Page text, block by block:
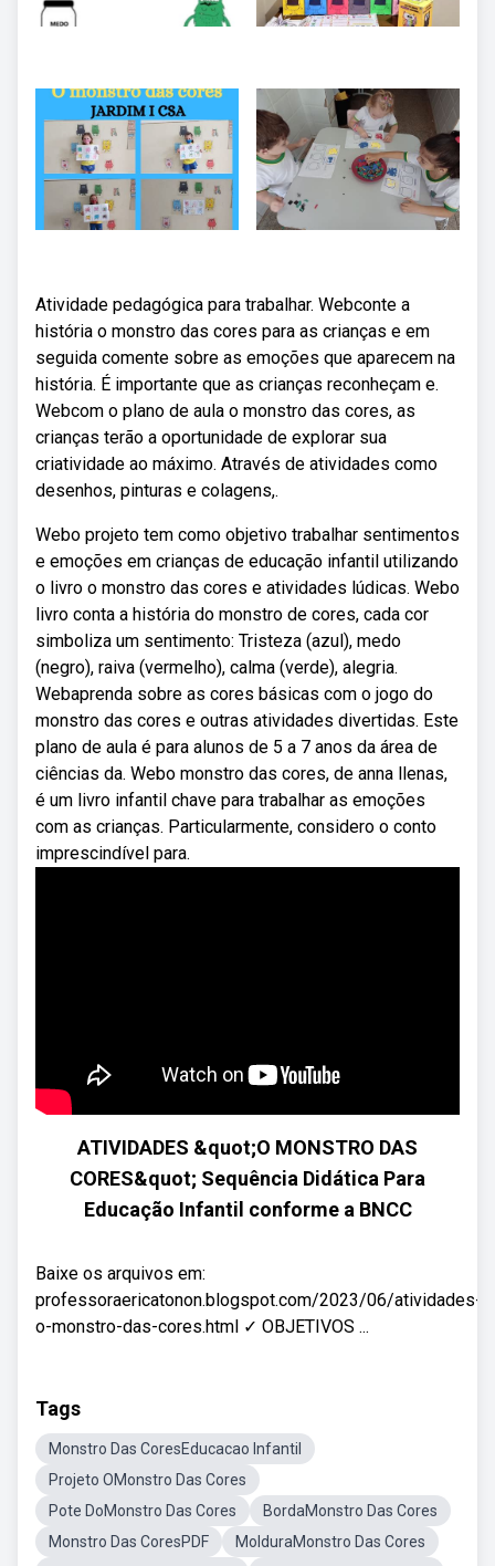
Atividade pedagógica para trabalhar. Webconte a
história o monstro das cores para as crianças e em
seguida comente sobre as emoções que aparecem na
história. É importante que as crianças reconheçam e.
Webcom o plano de aula o monstro das cores, as
crianças terão a oportunidade de explorar sua
criatividade ao máximo. Através de atividades como
desenhos, pinturas e colagens,.
Webo projeto tem como objetivo trabalhar sentimentos
e emoções em crianças de educação infantil utilizando
o livro o monstro das cores e atividades lúdicas. Webo
livro conta a história do monstro de cores, cada cor
simboliza um sentimento: Tristeza (azul), medo
(negro), raiva (vermelho), calma (verde), alegria.
Webaprenda sobre as cores básicas com o jogo do
monstro das cores e outras atividades divertidas. Este
plano de aula é para alunos de 5 a 7 anos da área de
ciências da. Webo monstro das cores, de anna llenas,
é um livro infantil chave para trabalhar as emoções
com as crianças. Particularmente, considero o conto
imprescindível para.
ATIVIDADES &quot;O MONSTRO DAS
CORES&quot; Sequência Didática Para
Educação Infantil conforme a BNCC
Baixe os arquivos em:
professoraericatonon.blogspot.com/2023/06/atividades-
o-monstro-das-cores.html ✓ OBJETIVOS ...
Tags
Monstro Das CoresEducacao Infantil
Projeto OMonstro Das Cores
Pote DoMonstro Das Cores
BordaMonstro Das Cores
Monstro Das CoresPDF
MolduraMonstro Das Cores